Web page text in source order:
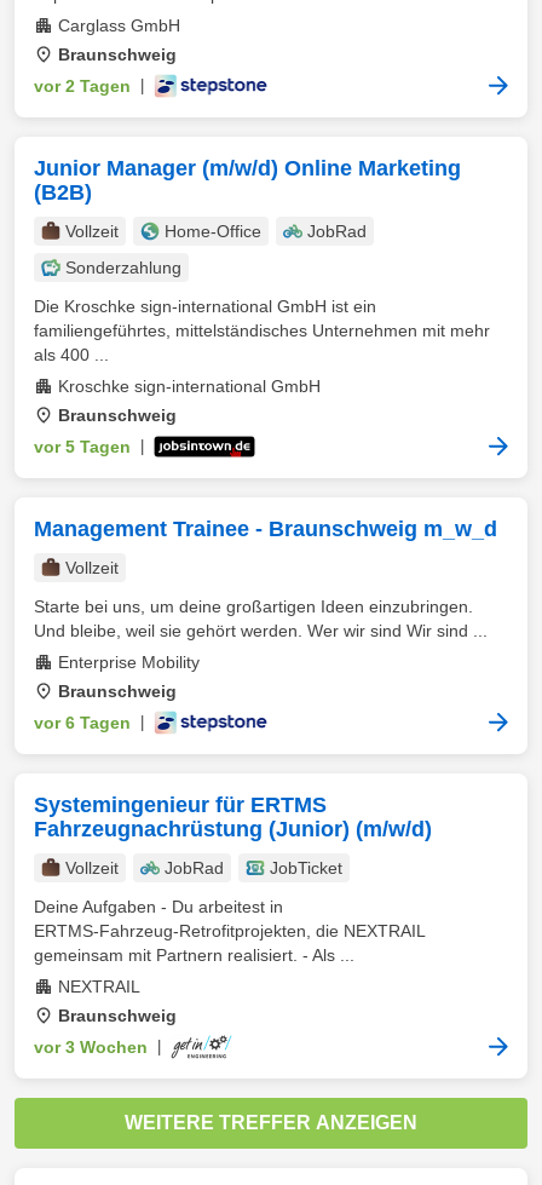
Carglass GmbH
Braunschweig
vor 2 Tagen
Junior Manager (m/w/d) Online Marketing
(B2B)
Vollzeit Home-Office
JobRad
Sonderzahlung
Die Kroschke sign-international GmbH ist ein
familiengeführtes, mittelständisches Unternehmen mit mehr
als 400 ...
Kroschke sign-international GmbH
Braunschweig
vor 5 Tagen
Management Trainee - Braunschweig m_w_d
Vollzeit
Starte bei uns, um deine großartigen Ideen einzubringen.
Und bleibe, weil sie gehört werden. Wer wir sind Wir sind ...
Enterprise Mobility
Braunschweig
vor 6 Tagen
Systemingenieur für ERTMS
Fahrzeugnachrüstung (Junior) (m/w/d)
Vollzeit JobRad
JobTicket
Deine Aufgaben - Du arbeitest in
ERTMS‑Fahrzeug‑Retrofitprojekten, die NEXTRAIL
gemeinsam mit Partnern realisiert. - Als ...
NEXTRAIL
Braunschweig
vor 3 Wochen
WEITERE TREFFER ANZEIGEN